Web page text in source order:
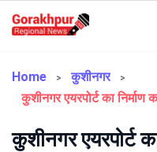
Home
कुशीनगर
कुशीनगर एयरपोर्ट